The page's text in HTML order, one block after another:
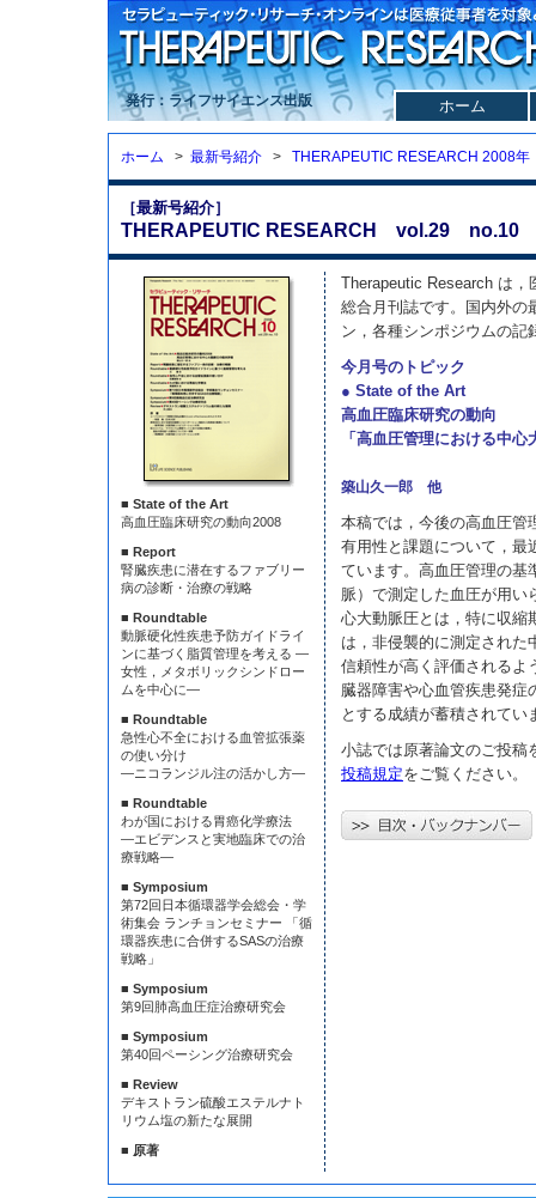
発行：ライフサイエンス出版 ホーム
ホーム > 最新号紹介 > THERAPEUTIC RESEARCH 2008年
［最新号紹介］
THERAPEUTIC RESEARCH vol.29 no.10
■ State of the Art
高血圧臨床研究の動向2008
■ Report
腎臓疾患に潜在するファブリー
病の診断・治療の戦略
■ Roundtable
動脈硬化性疾患予防ガイドライ
ンに基づく脂質管理を考える —
女性，メタボリックシンドロー
ムを中心に—
■ Roundtable
急性心不全における血管拡張薬
の使い分け
—ニコランジル注の活かし方—
■ Roundtable
わが国における胃癌化学療法
—エビデンスと実地臨床での治
療戦略—
■ Symposium
第72回日本循環器学会総会・学
術集会 ランチョンセミナー 「循
環器疾患に合併するSASの治療
戦略」
■ Symposium
第9回肺高血圧症治療研究会
■ Symposium
第40回ペーシング治療研究会
■ Review
デキストラン硫酸エステルナト
リウム塩の新たな展開
■ 原著
Therapeutic Research は
総合月刊誌です。国内外の
ン，各種シンポジウムの記
今月号のトピック
● State of the Art
高血圧臨床研究の動向
「高血圧管理における中
築山久一郎 他
本稿では，今後の高血圧管
有用性と課題について，最
ています。高血圧管理の基
脈）で測定した血圧が用い
心大動脈圧とは，特に収縮
は，非侵襲的に測定された
信頼性が高く評価されるよ
臓器障害や心血管疾患発症
とする成績が蓄積されてい
小誌では原著論文のご投稿
投稿規定をご覧ください。